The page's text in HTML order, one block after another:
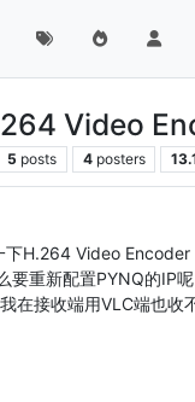
Video
5 posts 4 posters
下H.264 Video
要重新配置PYNQ的IP
在接收端用VLC端也收